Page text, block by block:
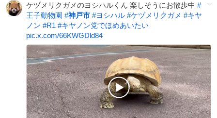
ケヅメリクガメのヨシハルくん 楽しそうにお散歩中 #
王子動物園 #神戸市 #ヨシハル #ケヅメリクガメ #キヤ
ノン #R1 #キヤノン党でほめあいたい
pic.x.com/66KWGDld84